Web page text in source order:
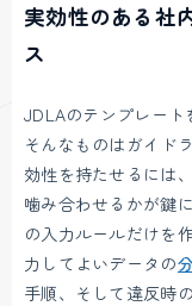
実効性のある社
ス
JDLAのテンプレート
そんなものはガイド
効性を持たせるには
噛み合わせるかが鍵
の入力ルールだけを
力してよいデータの
手順、そして違反時